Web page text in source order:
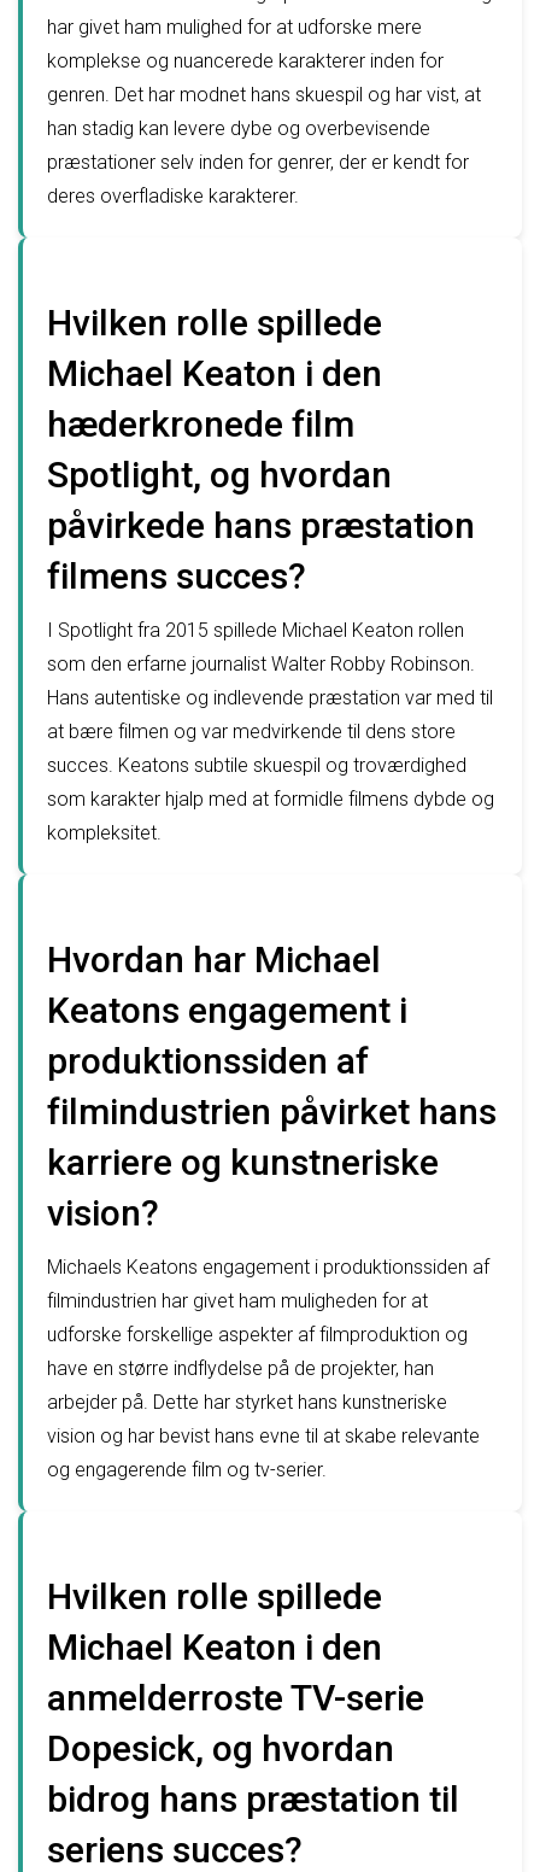
har givet ham mulighed for at udforske mere
komplekse og nuancerede karakterer inden for
genren. Det har modnet hans skuespil og har vist, at
han stadig kan levere dybe og overbevisende
præstationer selv inden for genrer, der er kendt for
deres overfladiske karakterer.
Hvilken rolle spillede
Michael Keaton i den
hæderkronede film
Spotlight, og hvordan
påvirkede hans præstation
filmens succes?
I Spotlight fra 2015 spillede Michael Keaton rollen
som den erfarne journalist Walter Robby Robinson.
Hans autentiske og indlevende præstation var med til
at bære filmen og var medvirkende til dens store
succes. Keatons subtile skuespil og troværdighed
som karakter hjalp med at formidle filmens dybde og
kompleksitet.
Hvordan har Michael
Keatons engagement i
produktionssiden af
filmindustrien påvirket hans
karriere og kunstneriske
vision?
Michaels Keatons engagement i produktionssiden af
filmindustrien har givet ham muligheden for at
udforske forskellige aspekter af filmproduktion og
have en større indflydelse på de projekter, han
arbejder på. Dette har styrket hans kunstneriske
vision og har bevist hans evne til at skabe relevante
og engagerende film og tv-serier.
Hvilken rolle spillede
Michael Keaton i den
anmelderroste TV-serie
Dopesick, og hvordan
bidrog hans præstation til
seriens succes?